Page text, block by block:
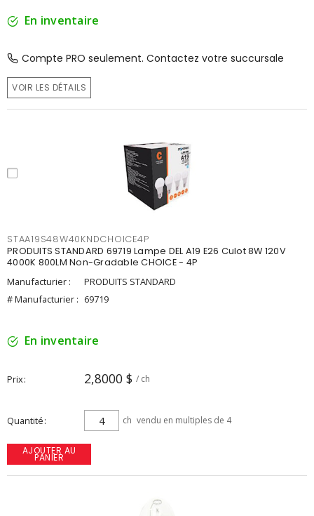
En inventaire
Compte PRO seulement. Contactez votre succursale
VOIR LES DÉTAILS
STAA19S48W40KNDCHOICE4P
PRODUITS STANDARD 69719 Lampe DEL A19 E26 Culot 8W 120V
4000K 800LM Non-Gradable CHOICE - 4P
Manufacturier :
PRODUITS STANDARD
# Manufacturier : 69719
En inventaire
Prix 2,8000 $ / ch
Quantité ch vendu en multiples de 4
AJOUTER AU
PANIER